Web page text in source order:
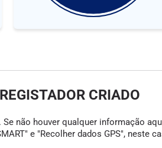
CRIADO
não houver qualquer informação
e "Recolher dados GPS", neste